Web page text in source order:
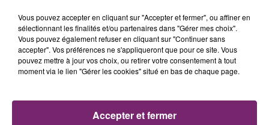
Vous pouvez accepter en cliquant sur "Accepter et fermer", ou affiner en
sélectionnant les finalités et/ou partenaires dans "Gérer mes choix".
Vous pouvez également refuser en cliquant sur "Continuer sans
accepter". Vos préférences ne s'appliqueront que pour ce site. Vous
pouvez mettre à jour vos choix, ou retirer votre consentement à tout
moment via le lien "Gérer les cookies" situé en bas de chaque page.
Accepter et fermer